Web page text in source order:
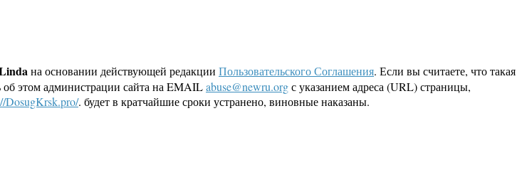
на основании действующей редакции Пользовательского Соглашения. Если вы считаете, что такая
этом администрации сайта на EMAILabuse@newru.orgс указанием адреса (URL) страницы,
DosugKrsk.pro/. будет в кратчайшие сроки устранено, виновные наказаны.